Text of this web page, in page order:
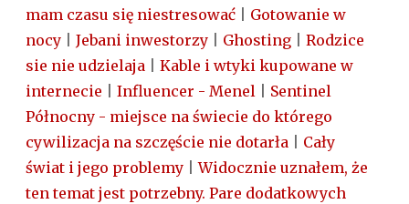
mam czasu się niestresować
Gotowanie w
nocy
Jebani inwestorzy Ghosting
Rodzice
sie nie udzielaja
Kable i wtyki kupowane w
internecie
Influencer - Menel
Sentinel
Północny - miejsce na świecie do którego
cywilizacja na szczęście nie dotarła
Cały
świat i jego problemy |Widocznie uznałem, że
ten temat jest potrzebny. Pare dodatkowych